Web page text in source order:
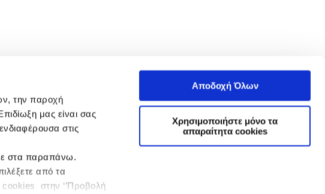
την παροχή
μας είναι σας
στις
στα παραπάνω.
από τα
cookies στην ‘’Προβολή
Αποδοχή Όλων
Χρησιμοποιήστε μόνο τα
απαραίτητα cookies